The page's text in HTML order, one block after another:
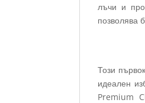
лъчи и
позволява
Този
идеален
Premium